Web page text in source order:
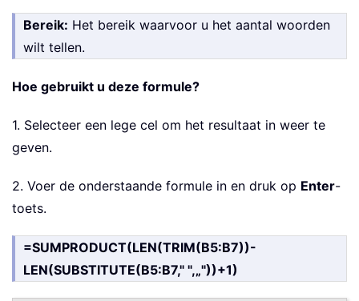
Bereik: Het bereik waarvoor u het aantal woorden
wilt tellen.
Hoe gebruikt u deze formule?
1. Selecteer een lege cel om het resultaat in weer te
geven.
2. Voer de onderstaande formule in en druk op Enter-
toets.
=SUMPRODUCT(LEN(TRIM(B5:B7))-
LEN(SUBSTITUTE(B5:B7," ",„"))+1)